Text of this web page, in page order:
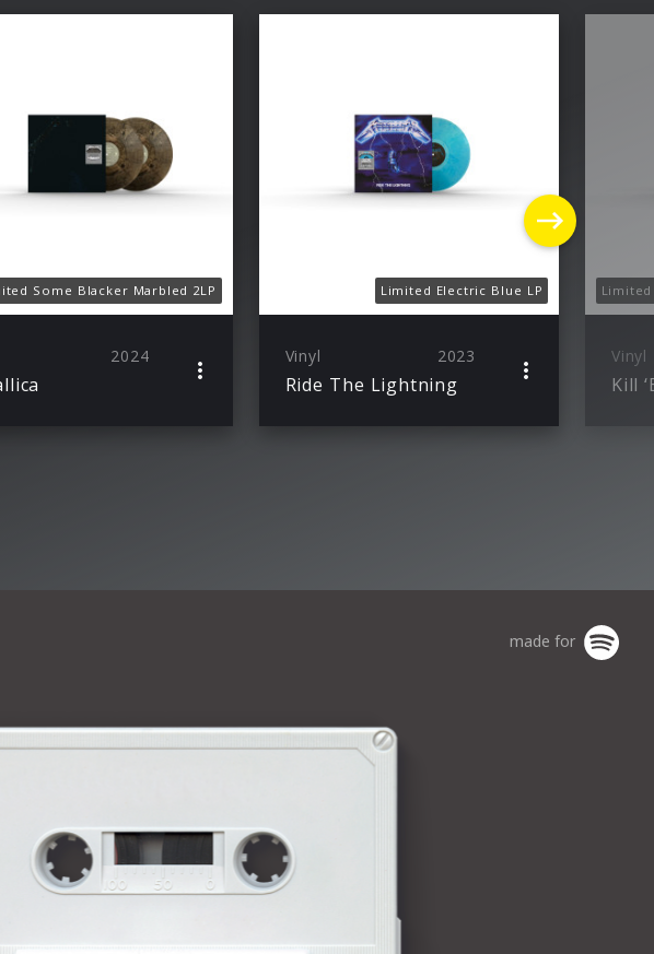
Some Blacker Marbled 2LP
2024
Limited Electric Blue LP
Vinyl 2023
Ride The Lightning
Vinyl
Kill